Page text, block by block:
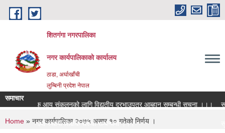
Skip to main content
शितगंगा नगरपालिका
नगर कार्यपालिकाकाे कार्यालय
ठाडा, अर्घाखाँची
लुम्बिनी प्रदेश नेपाल
समाचार
आन्तरिक आय संकलनको लागि विद्युतीय दरभाउपत्र आब्हान सम्बन्धी सूचना ।।।
रिक्त पदमा स्थायी शिक्षक सरुवा सम्बन्धमा ।।।
You are here
Home » नगर कार्यपालिका २०७५ असार १० गतेकाे निर्णय ।